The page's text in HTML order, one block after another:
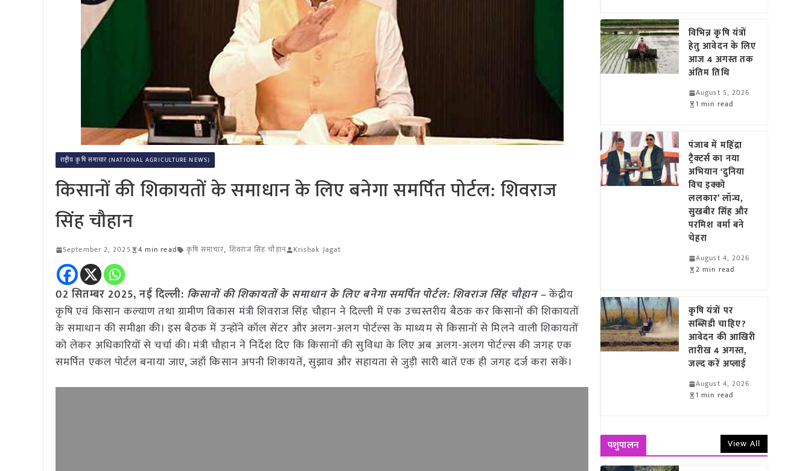
राष्ट्रीय कृषि समाचार (NATIONAL AGRICULTURE NEWS)
किसानों की शिकायतों के समाधान के लिए बनेगा समर्पित पोर्टल: शिवराज
सिंह चौहान
September 2, 2025 4 min read कृषि समाचार, शिवराज सिंह चौहान Krishak Jagat
02 सितम्बर 2025, नई दिल्ली: किसानों की शिकायतों के समाधान के लिए बनेगा समर्पित पोर्टल: शिवराज सिंह चौहान –केंद्रीय
कृषि एवं किसान कल्याण तथा ग्रामीण विकास मंत्री शिवराज सिंह चौहान ने दिल्ली में एक उच्चस्तरीय बैठक कर किसानों की शिकायतों
के समाधान की समीक्षा की। इस बैठक में उन्होंने कॉल सेंटर और अलग-अलग पोर्टल्स के माध्यम से किसानों से मिलने वाली शिकायतों
को लेकर अधिकारियों से चर्चा की। मंत्री चौहान ने निर्देश दिए कि किसानों की सुविधा के लिए अब अलग-अलग पोर्टल्स की जगह एक
समर्पित एकल पोर्टल बनाया जाए, जहाँ किसान अपनी शिकायतें, सुझाव और सहायता से जुड़ी सारी बातें एक ही जगह दर्ज करा सकें।
विभिन्न कृषि यंत्रों
हेतु आवेदन के लिए
आज 4 अगस्त तक
अंतिम तिथि
August 5, 2026
1 min read
पंजाब में महिंद्रा
ट्रैक्टर्स का नया
अभियान ‘दुनिया
विच इक्को
ललकार’ लॉन्च,
सुखबीर सिंह और
परमिश वर्मा बने
चेहरा
August 4, 2026
2 min read
कृषि यंत्रों पर
सब्सिडी चाहिए?
आवेदन की आखिरी
तारीख 4 अगस्त,
जल्द करें अप्लाई
August 4, 2026
1 min read
पशुपालन View All